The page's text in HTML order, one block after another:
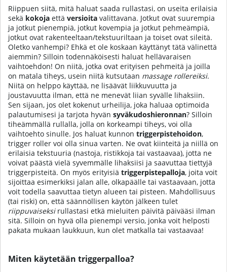
Riippuen siitä, mitä haluat saada rullastasi, on useita erilaisia
sekä kokoja että versioita valittavana. Jotkut ovat suurempia
ja jotkut pienempiä, jotkut kovempia ja jotkut pehmeämpiä,
jotkut ovat rakenteeltaan/tekstuuriltaan ja toiset ovat sileitä.
Oletko vanhempi? Ehkä et ole koskaan käyttänyt tätä välinettä
aiemmin? Silloin todennäköisesti haluat hellävaraisen
vaihtoehdon! On niitä, jotka ovat erityisen pehmeitä ja joilla
on matala tiheys, usein niitä kutsutaan massage rollereiksi.
Niitä on helppo käyttää, ne lisäävät liikkuvuutta ja
joustavuutta ilman, että ne menevät liian syvälle lihaksiin.
Sen sijaan, jos olet kokenut urheilija, joka haluaa optimoida
palautumisesi ja tarjota hyvän syväkudoshieronnan? Silloin
tiheämmällä rullalla, jolla on korkeampi tiheys, voi olla
vaihtoehto sinulle. Jos haluat kunnon triggerpistehoidon,
trigger roller voi olla sinua varten. Ne ovat kiinteitä ja niillä on
erilaisia tekstuuria (nastoja, ristikkoja tai vastaavaa), jotta ne
voivat päästä vielä syvemmälle lihaksiisi ja saavuttaa tiettyjä
triggerpisteitä. On myös erityisiä triggerpistepalloja, joita voit
sijoittaa esimerkiksi jalan alle, olkapäälle tai vastaavaan, jotta
voit todella saavuttaa tietyn alueen tai pisteen. Mahdollisuus
(tai riski) on, että säännöllisen käytön jälkeen tulet
riippuvaiseksirullastasi etkä mieluiten päivitä päivääsi ilman
sitä. Silloin on hyvä olla pienempi versio, jonka voit helposti
pakata mukaan laukkuun, kun olet matkalla tai vastaavaa!
Miten käytetään triggerpalloa?